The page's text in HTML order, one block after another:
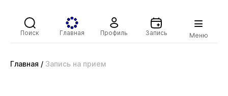
Поиск Главная Профиль Запись Меню
Главная / Запись на прием